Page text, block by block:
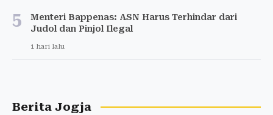
5
Menteri Bappenas: ASN Harus Terhindar dari
Judol dan Pinjol Ilegal
1 hari lalu
Berita Jogja